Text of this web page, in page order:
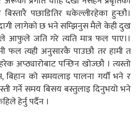
पछाडितिर धकेल्लीरहेका हुन्छौ।
लागेको छ भने सम्झिनुस मैले केही दुख
आफुले जति गरे त्यति मात्र फल पाए।।
फल त्यही अनुसारकै पाउछौ तर हामी त
अप्ठ्यारोबाट पन्छिन खोज्छौ । त्यस्तो
बिहान को समयलाइ पालना गर्यौ भने र
गर्ने समय बिसय बस्तुलाइ दिनुभयो भने
हेर्नु पर्दैन ।